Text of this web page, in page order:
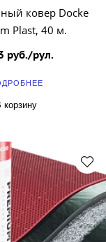
ковер Docke
Plast, 40 м.
руб./рул.
корзину